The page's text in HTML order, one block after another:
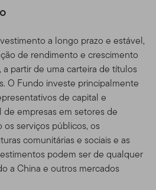
a longo prazo e estável,
de rendimento e crescimento
partir de uma carteira de títulos
O Fundo investe principalmente
de capital e
empresas em setores de
os serviços públicos, os
comunitárias e sociais e as
podem ser de qualquer
a China e outros mercados